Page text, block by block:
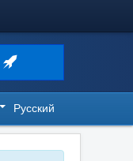
Русский